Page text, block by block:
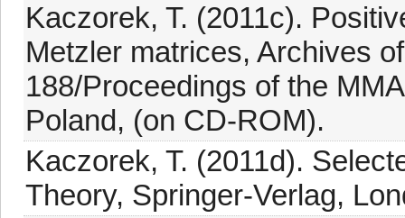
Kaczorek, T. (2011c).
Metzler matrices, Archives
188/Proceedings of the
Poland, (on CD-ROM).
Kaczorek, T. (2011d).
Theory, Springer-Verlag,